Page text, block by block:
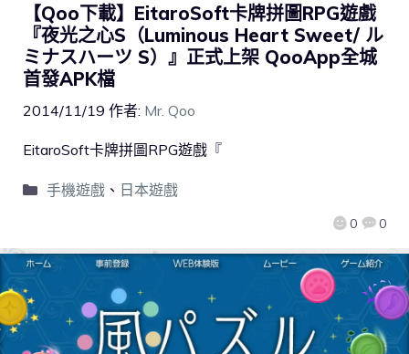
【Qoo下載】EitaroSoft卡牌拼圖RPG遊戲
『夜光之心S（Luminous Heart Sweet/ ル
ミナスハーツ S）』正式上架 QooApp全城
首發APK檔
2014/11/19 作者: Mr. Qoo
0 0
EitaroSoft卡牌拼圖RPG遊戲『
手機遊戲、 日本遊戲